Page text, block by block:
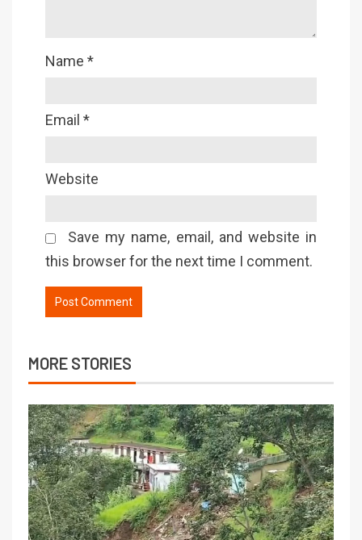
Name *
Email *
Website
Save my name, email, and website in
this browser for the next time I comment.
MORE STORIES